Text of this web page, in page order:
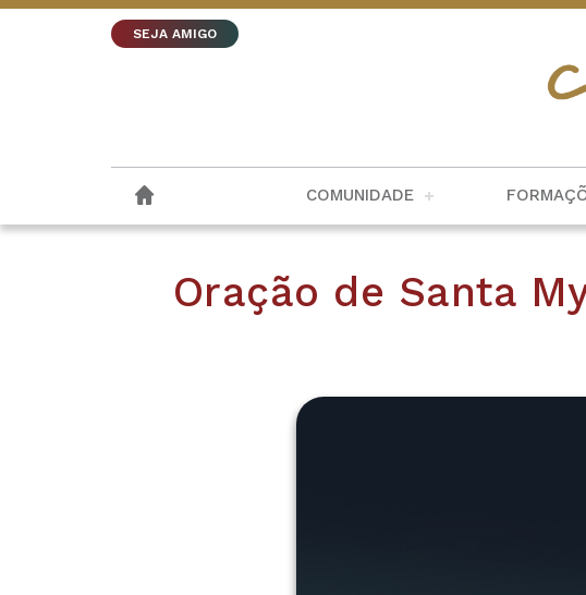
SEJA AMIGO
COMUNIDADE
Oração de Santa